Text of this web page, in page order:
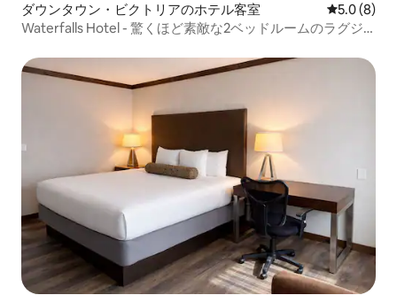
ダウンタウン・ビクトリアのホテル客室 レビュー8
5.0 (8)
Waterfalls Hotel - 驚くほど素敵な2ベッドルームのラグジ